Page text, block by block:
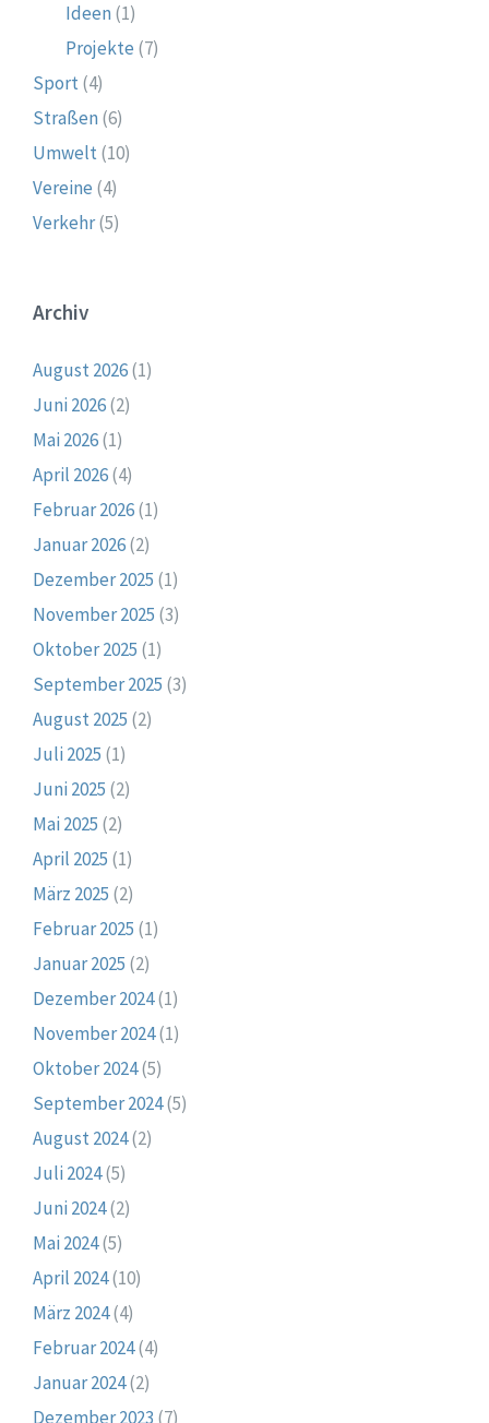
Ideen (1)
Projekte (7)
Sport(4)
Straßen (6)
Umwelt(10)
Vereine (4)
Verkehr(5)
Archiv
August 2026(1)
Juni 2026(2)
Mai 2026(1)
April 2026(4)
Februar 2026(1)
Januar 2026(2)
Dezember 2025 (1)
November 2025 (3)
Oktober 2025 (1)
September 2025 (3)
August 2025 (2)
Juli 2025 (1)
Juni 2025 (2)
Mai 2025 (2)
April 2025 (1)
März 2025 (2)
Februar 2025 (1)
Januar 2025 (2)
Dezember 2024(1)
November 2024(1)
Oktober 2024(5)
September 2024(5)
August 2024(2)
Juli 2024(5)
Juni 2024(2)
Mai 2024(5)
April 2024(10)
März 2024(4)
Februar 2024(4)
Januar 2024(2)
Dezember 2023 (7)